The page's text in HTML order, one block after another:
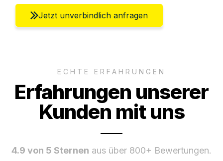
Jetzt unverbindlich anfragen
ECHTE ERFAHRUNGEN
Erfahrungen unserer
Kunden mit uns
4.9 von 5 Sternen aus über 800+ Bewertungen.